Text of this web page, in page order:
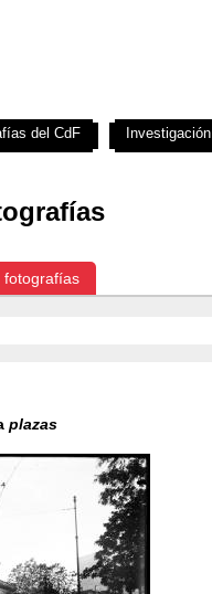
fotografías
plazas
del CdF Investigación